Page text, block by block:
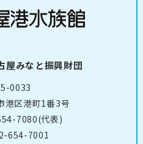
屋みなと振興財団
0033
港区港町1番3号
7080(代表)
654-7001